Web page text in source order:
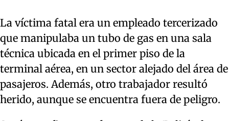
La víctima fatal era un empleado tercerizado
que manipulaba un tubo de gas en una sala
técnica ubicada en el primer piso de la
terminal aérea, en un sector alejado del área de
pasajeros. Además, otro trabajador resultó
herido, aunque se encuentra fuera de peligro.